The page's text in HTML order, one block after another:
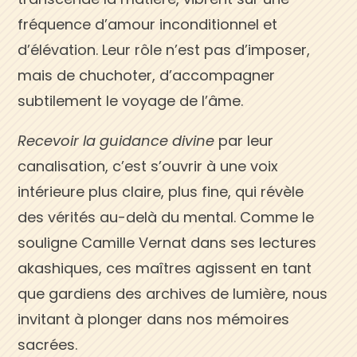
fréquence d’amour inconditionnel et
d’élévation. Leur rôle n’est pas d’imposer,
mais de chuchoter, d’accompagner
subtilement le voyage de l’âme.
Recevoir la guidance divine par leur
canalisation, c’est s’ouvrir à une voix
intérieure plus claire, plus fine, qui révèle
des vérités au-delà du mental. Comme le
souligne Camille Vernat dans ses lectures
akashiques, ces maîtres agissent en tant
que gardiens des archives de lumière, nous
invitant à plonger dans nos mémoires
sacrées.